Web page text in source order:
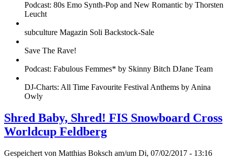
Podcast: 80s Emo Synth-Pop and New Romantic by Thorsten
Leucht
subculture Magazin Soli Backstock-Sale
Save The Rave!
Podcast: Fabulous Femmes* by Skinny Bitch DJane Team
DJ-Charts: All Time Favourite Festival Anthems by Anina
Owly
Shred Baby, Shred! FIS Snowboard Cross
Worldcup Feldberg
Gespeichert von Matthias Boksch am/um Di, 07/02/2017 - 13:16